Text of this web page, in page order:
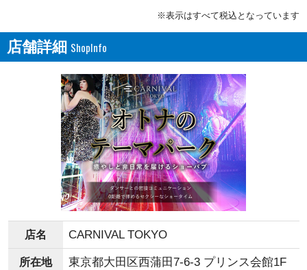
※表示はすべて税込となっています
店舗詳細
店名 CARNIVAL TOKYO
所在地 東京都大田区西蒲田7-6-3 プリンス会館1F